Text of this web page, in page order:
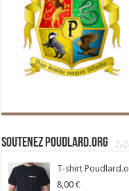
Soutenez Poudlard.org
T-shirt
8,00 €